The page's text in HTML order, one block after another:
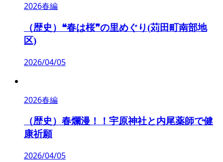
2026春編
（歴史）❝春は桜❞の里めぐり(苅田町南部地
区)
2026/04/05
2026春編
（歴史）春爛漫！！宇原神社と内尾薬師で健
康祈願
2026/04/05